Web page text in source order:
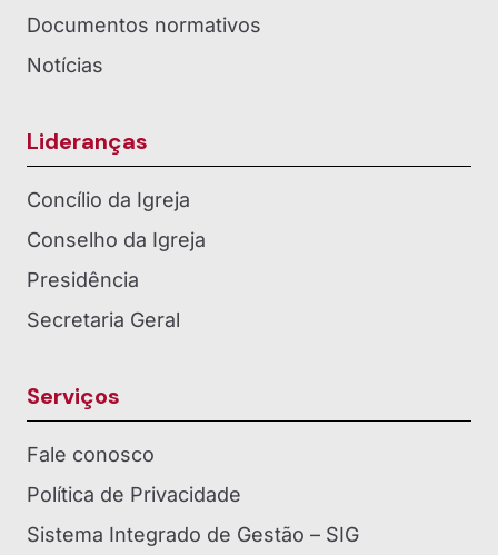
Documentos normativos
Notícias
Lideranças
Concílio da Igreja
Conselho da Igreja
Presidência
Secretaria Geral
Serviços
Fale conosco
Política de Privacidade
Sistema Integrado de Gestão – SIG